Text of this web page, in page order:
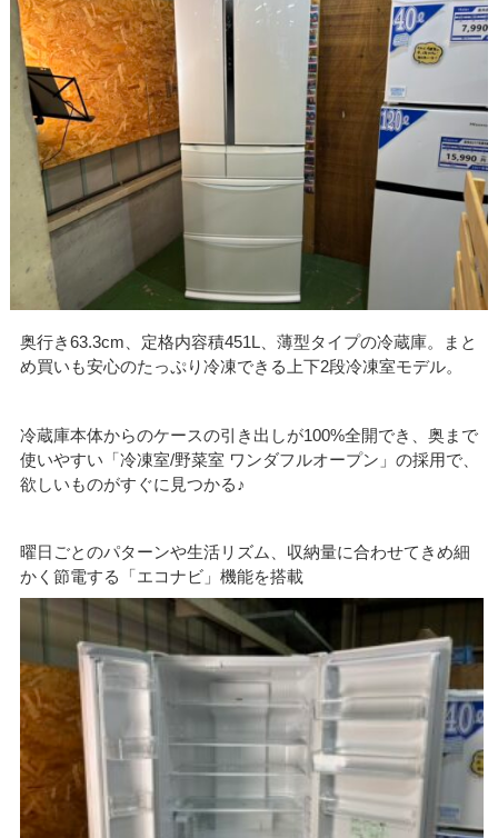
奥行き63.3cm、定格内容積451L、薄型タイプの冷蔵庫。まと
め買いも安心のたっぷり冷凍できる上下2段冷凍室モデル。
冷蔵庫本体からのケースの引き出しが100%全開でき、奥まで
使いやすい「冷凍室/野菜室 ワンダフルオープン」の採用で、
欲しいものがすぐに見つかる♪
曜日ごとのパターンや生活リズム、収納量に合わせてきめ細
かく節電する「エコナビ」機能を搭載